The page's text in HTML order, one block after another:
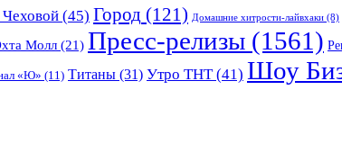
(45) Город (121) Домашние хитрости-лайвхаки (8)
Молл (21) Пресс-релизы (1561)
«Ю» (11) Титаны (31) Утро ТНТ(41) Шоу